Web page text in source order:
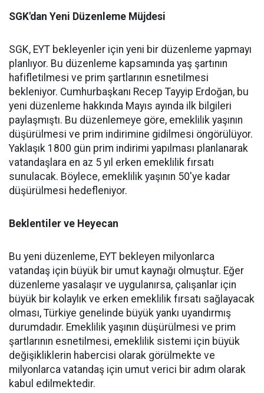
SGK'dan Yeni Düzenleme Müjdesi
SGK, EYT bekleyenler için yeni bir düzenleme yapmayı
planlıyor. Bu düzenleme kapsamında yaş şartının
hafifletilmesi ve prim şartlarının esnetilmesi
bekleniyor. Cumhurbaşkanı Recep Tayyip Erdoğan, bu
yeni düzenleme hakkında Mayıs ayında ilk bilgileri
paylaşmıştı. Bu düzenlemeye göre, emeklilik yaşının
düşürülmesi ve prim indirimine gidilmesi öngörülüyor.
Yaklaşık 1800 gün prim indirimi yapılması planlanarak
vatandaşlara en az 5 yıl erken emeklilik fırsatı
sunulacak. Böylece, emeklilik yaşının 50'ye kadar
düşürülmesi hedefleniyor.
Beklentiler ve Heyecan
Bu yeni düzenleme, EYT bekleyen milyonlarca
vatandaş için büyük bir umut kaynağı olmuştur. Eğer
düzenleme yasalaşır ve uygulanırsa, çalışanlar için
büyük bir kolaylık ve erken emeklilik fırsatı sağlayacak
olması, Türkiye genelinde büyük yankı uyandırmış
durumdadır. Emeklilik yaşının düşürülmesi ve prim
şartlarının esnetilmesi, emeklilik sistemi için büyük
değişikliklerin habercisi olarak görülmekte ve
milyonlarca vatandaş için umut verici bir adım olarak
kabul edilmektedir.